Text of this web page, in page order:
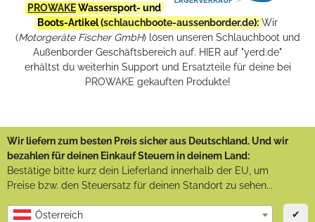
PROWAKEWassersport- und
Boots-Artikel (schlauchboote-aussenborder.de): Wir
(Motorgeräte Fischer GmbH) lösen unseren Schlauchboot und
Außenborder Geschäftsbereich auf. HIER auf "yerd.de"
erhältst du weiterhin Support und Ersatzteile für deine bei
PROWAKE gekauften Produkte!
Wir liefern zum besten Preis sicher aus Deutschland. Und wir
bezahlen für deinen Einkauf Steuern in deinem Land:
Bestätige bitte kurz dein Lieferland innerhalb der EU, um
Preise bzw. den Steuersatz für deinen Standort zu sehen...
Österreich ✔